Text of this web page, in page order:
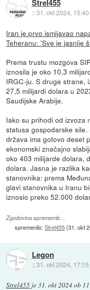
Strel455
::31. okt 2024, 15:40
Iran je prvo ismijavao
Teheranu: 'Sve je jasnije
Prema trustu mozgova
iznosila je oko 10,3
IRGC-ju. S druge strane,
27,5 milijardi dolara u
Saudijske Arabije.
Iako su prihodi od izvoza
statusa gospodarske
država ima gotovo deset
ekonomski značajno
oko 403 milijarde dolara,
dolara. Jasna je razlika
stanovnika: prema
glavi stanovnika u Iranu
iznosio preko 52.000
Zgodovina sprememb…
spremenilo:Strel455(31. okt
Legon
::31. okt 2024, 17:15
Strel455 je31. okt 2024 ob